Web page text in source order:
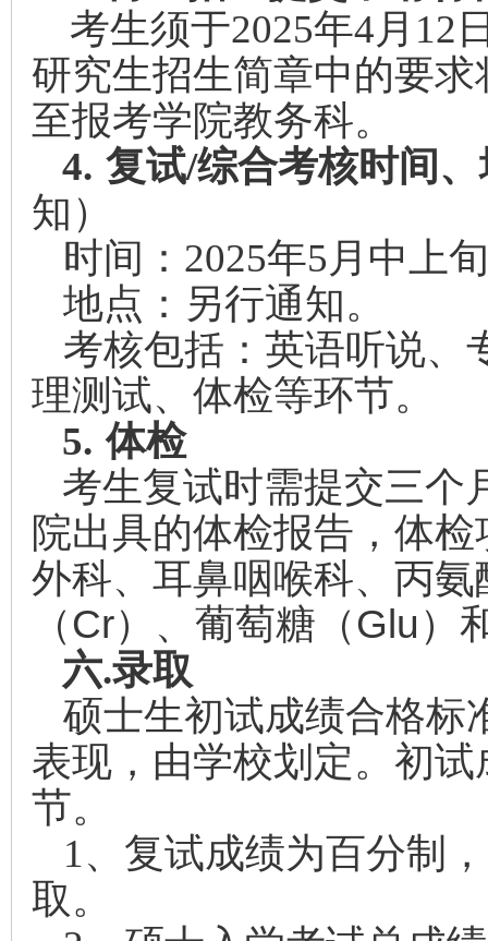
考生须于2025年4月12
研究生招生简章中的要
至报考学院教务科。
4. 复试/综合考核时间
知）
时间：2025年5月中上
地点：另行通知。
考核包括：英语听说、
理测试、体检等环节。
5. 体检
考生复试时需提交三个
院出具的体检报告，体
外科、耳鼻咽喉科、丙
（Cr）、葡萄糖（Glu ）
六.录取
硕士生初试成绩合格标
表现，由学校划定。初
节。
1、复试成绩为百分制
取。